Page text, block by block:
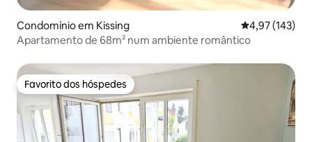
Condomínio em Kissing Classificação
4,97 (143)
Apartamento de 68m² num ambiente romântico
Favorito dos hóspedes
Favorito dos hóspedes